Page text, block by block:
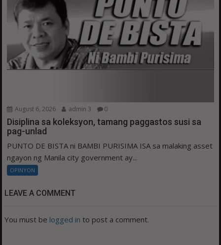
August 6, 2026 admin 3 0
Disiplina sa koleksyon, tamang paggastos susi sa
pag-unlad
PUNTO DE BISTA ni BAMBI PURISIMA ISA sa malaking asset
ngayon ng Manila city government ay...
OPINYON
LEAVE A COMMENT
You must be logged in to post a comment.